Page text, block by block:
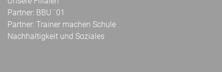
Partner: BBU ´01
Partner: Trainer machen Schule
Nachhaltigkeit und Soziales